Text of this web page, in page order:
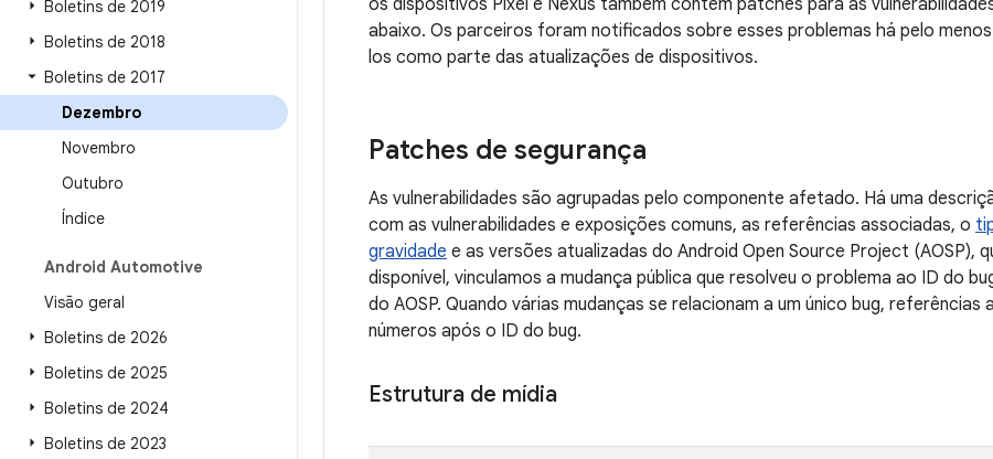
Boletins de 2019
Boletins de 2018
Boletins de 2017
Dezembro
Novembro
Outubro
Índice
Android Automotive
Visão geral
Boletins de 2026
Boletins de 2025
Boletins de 2024
Boletins de 2023
os dispositivos Pixel e Nexus também contêm patches para as
abaixo. Os parceiros foram notificados sobre esses problemas há pelo
los como parte das atualizações de dispositivos.
Patches de segurança
As vulnerabilidades são agrupadas pelo componente afetado. Há uma
com as vulnerabilidades e exposições comuns, as referências associadas, o
gravidade e as versões atualizadas do Android Open Source Project (AOSP),
disponível, vinculamos a mudança pública que resolveu o problema ao ID do
do AOSP. Quando várias mudanças se relacionam a um único bug, referências
números após o ID do bug.
Estrutura de mídia